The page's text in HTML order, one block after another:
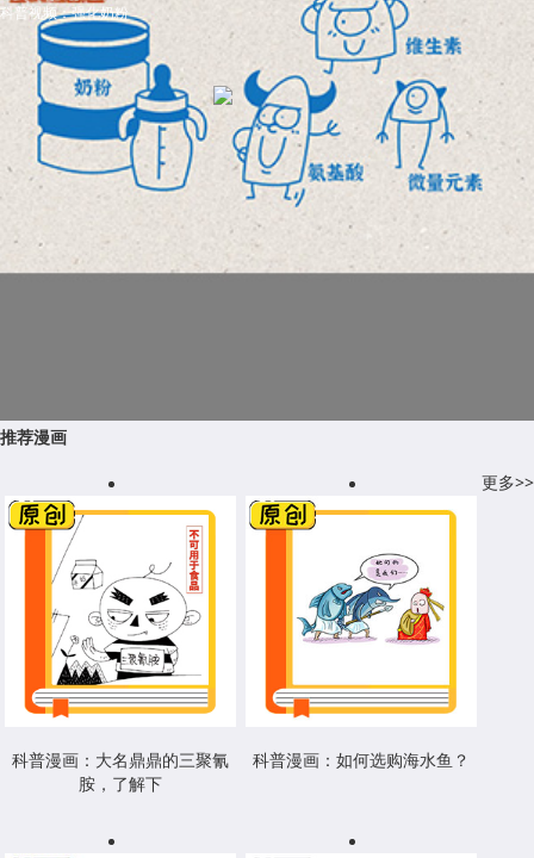
科普视频：强化奶粉
推荐漫画
更多>>
科普漫画：大名鼎鼎的三聚氰
胺，了解下
科普漫画：如何选购海水鱼？